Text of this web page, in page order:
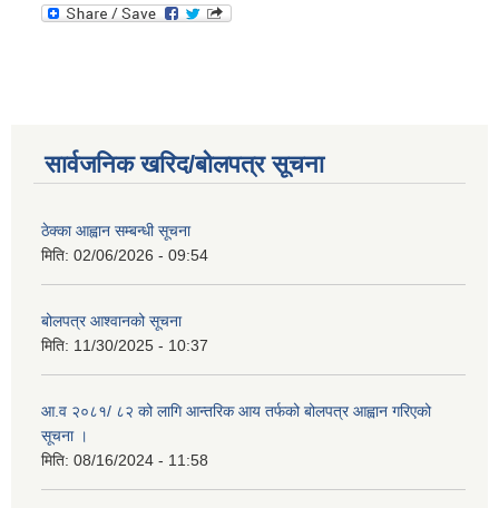
सार्वजनिक खरिद/बोलपत्र सूचना
ठेक्का आह्वान सम्बन्धी सूचना
मिति: 02/06/2026 - 09:54
बोलपत्र आश्वानको सूचना
मिति: 11/30/2025 - 10:37
आ.व २०८१/ ८२ को लागि आन्तरिक आय तर्फको बोलपत्र आह्वान गरिएको
सूचना ।
मिति: 08/16/2024 - 11:58